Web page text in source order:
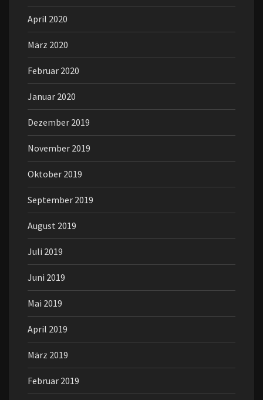
April 2020
März 2020
Februar 2020
Januar 2020
Dezember 2019
November 2019
Oktober 2019
September 2019
August 2019
Juli 2019
Juni 2019
Mai 2019
April 2019
März 2019
Februar 2019